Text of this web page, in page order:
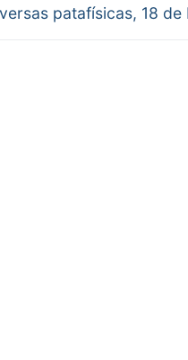
patafísicas, 18 de